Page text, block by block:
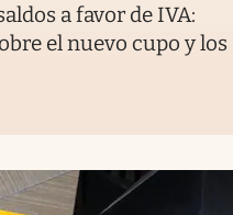
a favor de IVA:
el nuevo cupo y los